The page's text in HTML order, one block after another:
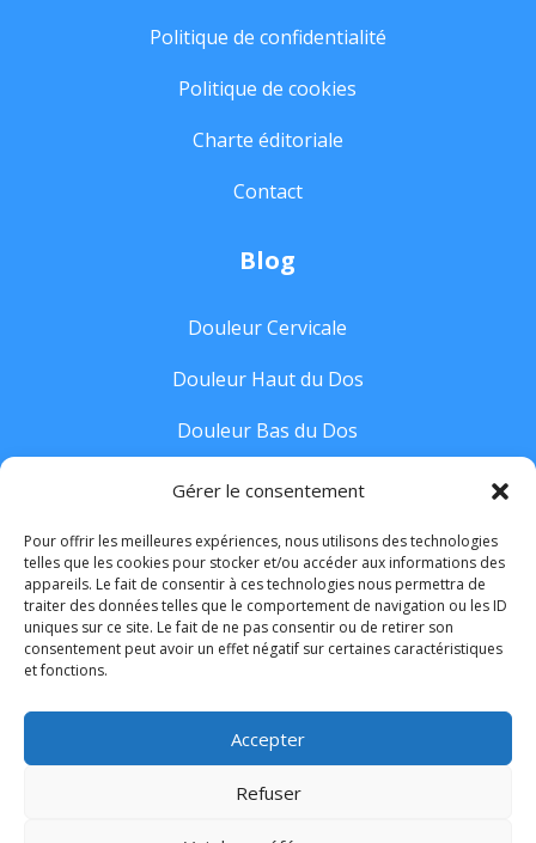
Gérer le consentement
Pour offrir les meilleures expériences, nous utilisons des technologies
telles que les cookies pour stocker et/ou accéder aux informations des
appareils. Le fait de consentir à ces technologies nous permettra de
traiter des données telles que le comportement de navigation ou les ID
uniques sur ce site. Le fait de ne pas consentir ou de retirer son
consentement peut avoir un effet négatif sur certaines caractéristiques
et fonctions.
Accepter
Refuser
Politique de confidentialité
Politique de cookies
Charte éditoriale
Contact
Blog
Douleur Cervicale
Douleur Haut du Dos
Douleur Bas du Dos
Sciatique
Hernie Discale
Suivez-moi
Louis Deslus waw agence digitale